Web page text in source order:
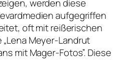
werden diese
aufgegriffen
oft mit reißerischen
Meyer-Landrut
mit Mager-Fotos”. Diese